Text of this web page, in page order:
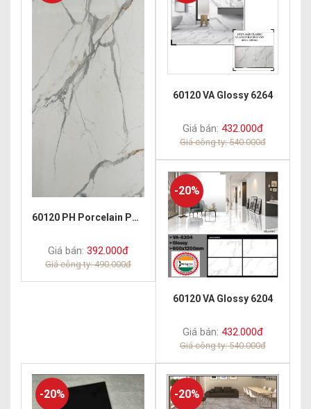
60120 PH Porcelain Polish Zexmon
Giá bán: 392.000đ
Giá công ty: 490.000đ
60120 VA Glossy 6264
Giá bán: 432.000đ
Giá công ty: 540.000đ
-20%
60120 VA Glossy 6204
Giá bán: 432.000đ
Giá công ty: 540.000đ
-20% -20%